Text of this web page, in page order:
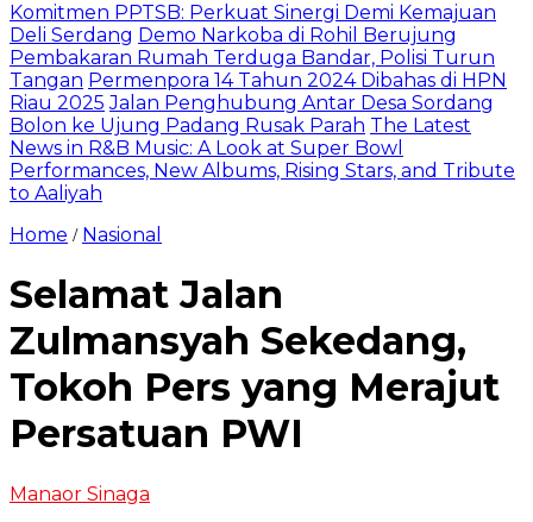
Komitmen PPTSB: Perkuat Sinergi Demi Kemajuan
Deli Serdang Demo Narkoba di Rohil Berujung
Pembakaran Rumah Terduga Bandar, Polisi Turun
Tangan Permenpora 14 Tahun 2024 Dibahas di HPN
Riau 2025 Jalan Penghubung Antar Desa Sordang
Bolon ke Ujung Padang Rusak Parah The Latest
News in R&B Music: A Look at Super Bowl
Performances, New Albums, Rising Stars, and Tribute
to Aaliyah
Home / Nasional
Selamat Jalan
Zulmansyah Sekedang,
Tokoh Pers yang Merajut
Persatuan PWI
Manaor Sinaga